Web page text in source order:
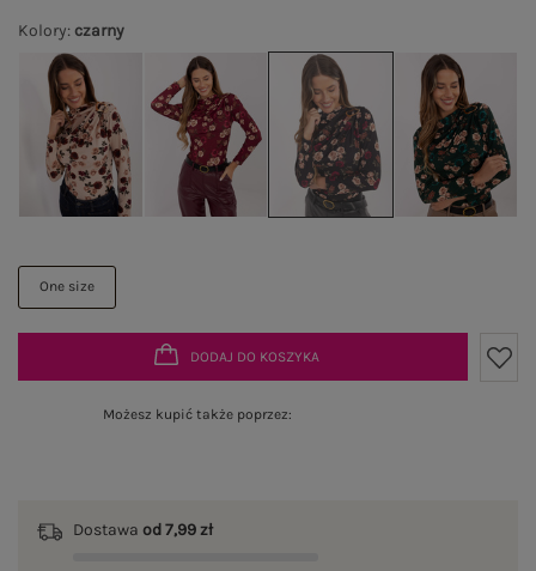
Kolory: czarny
One size
DODAJ DO KOSZYKA
Możesz kupić także poprzez:
Dostawa od 7,99 zł